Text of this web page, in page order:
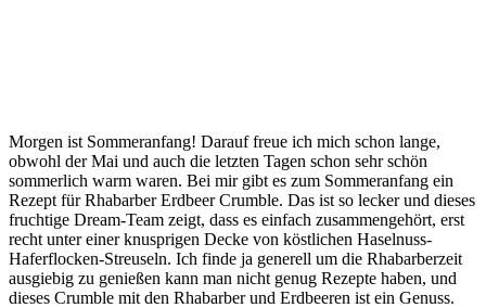
Morgen ist Sommeranfang! Darauf freue ich mich schon lange,
obwohl der Mai und auch die letzten Tagen schon sehr schön
sommerlich warm waren. Bei mir gibt es zum Sommeranfang ein
Rezept für Rhabarber Erdbeer Crumble. Das ist so lecker und dieses
fruchtige Dream-Team zeigt, dass es einfach zusammengehört, erst
recht unter einer knusprigen Decke von köstlichen Haselnuss-
Haferflocken-Streuseln. Ich finde ja generell um die Rhabarberzeit
ausgiebig zu genießen kann man nicht genug Rezepte haben, und
dieses Crumble mit den Rhabarber und Erdbeeren ist ein Genuss.